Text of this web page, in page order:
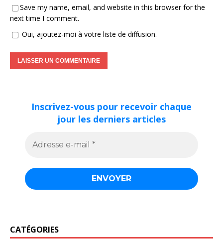
Save my name, email, and website in this browser for the
next time I comment.
Oui, ajoutez-moi à votre liste de diffusion.
Inscrivez-vous pour recevoir chaque
jour les derniers articles
CATÉGORIES